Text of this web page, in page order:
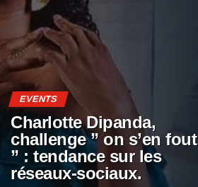
EVENTS
Charlotte Dipanda,
challenge ” on s’en fout
” : tendance sur les
réseaux-sociaux.